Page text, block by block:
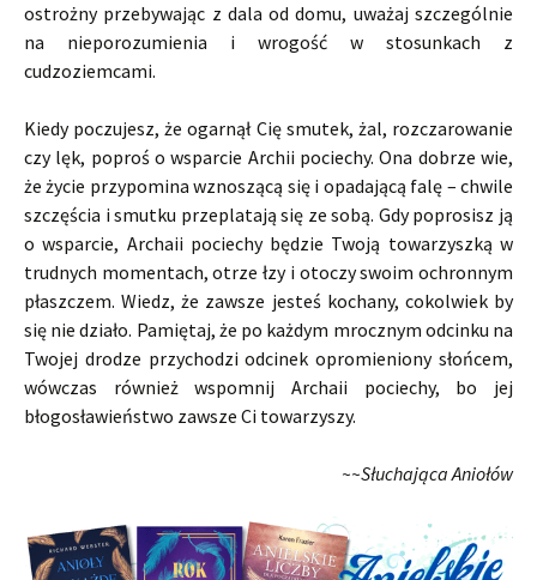
ostrożny przebywając z dala od domu, uważaj szczególnie
na nieporozumienia i wrogość w stosunkach z
cudzoziemcami.
Kiedy poczujesz, że ogarnął Cię smutek, żal, rozczarowanie
czy lęk, poproś o wsparcie Archii pociechy. Ona dobrze wie,
że życie przypomina wznoszącą się i opadającą falę – chwile
szczęścia i smutku przeplatają się ze sobą. Gdy poprosisz ją
o wsparcie, Archaii pociechy będzie Twoją towarzyszką w
trudnych momentach, otrze łzy i otoczy swoim ochronnym
płaszczem. Wiedz, że zawsze jesteś kochany, cokolwiek by
się nie działo. Pamiętaj, że po każdym mrocznym odcinku na
Twojej drodze przychodzi odcinek opromieniony słońcem,
wówczas również wspomnij Archaii pociechy, bo jej
błogosławieństwo zawsze Ci towarzyszy.
~~Słuchająca Aniołów